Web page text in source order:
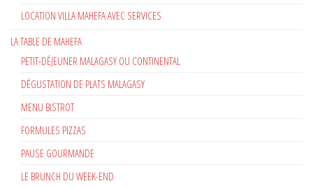
LOCATION VILLA MAHEFA AVEC SERVICES
LA TABLE DE MAHEFA
PETIT-DÉJEUNER MALAGASY OU CONTINENTAL
DÉGUSTATION DE PLATS MALAGASY
MENU BISTROT
FORMULES PIZZAS
PAUSE GOURMANDE
LE BRUNCH DU WEEK-END